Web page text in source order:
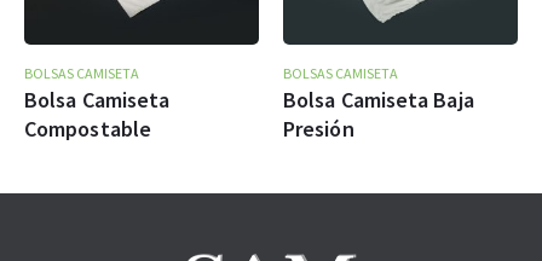
BOLSAS CAMISETA
Bolsa Camiseta
Compostable
BOLSAS CAMISETA
Bolsa Camiseta Baja
Presión